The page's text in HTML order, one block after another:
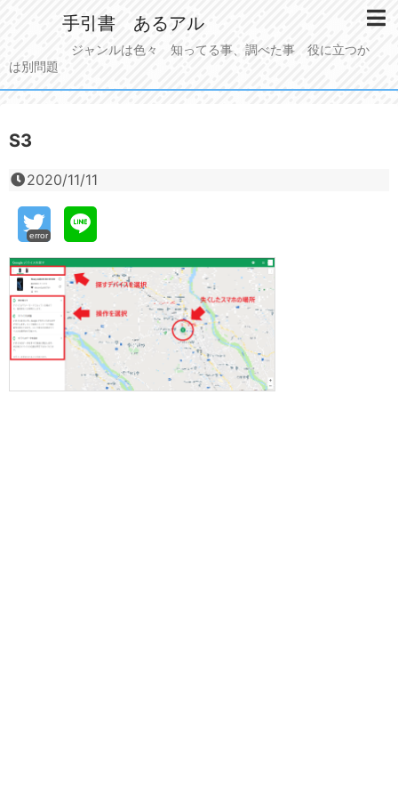
手引書 あるアル
ジャンルは色々 知ってる事、調べた事 役に立つか
は別問題
S3
2020/11/11
error